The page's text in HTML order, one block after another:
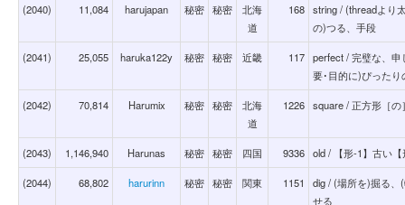
(2040) 11,084 harujapan 秘密 秘密
北海
道
168 string / (threadより
の)つる、手段
(2041) 25,055 haruka122y 秘密 秘密 近畿 117 perfect / 完璧な、
要･目的に)ぴった
(2042) 70,814 Harumix 秘密 秘密
北海
道
1226 square / 正方形［の
(2043) 1,146,940 Harunas 秘密 秘密 四国 9336 old / 【形-1】古い
(2044) 68,802 harurinn 秘密 秘密 関東 1151
dig / (場所を)掘る、
せる